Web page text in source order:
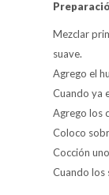
Mezclar
suave.
Agrego el
Cuando ya
Agrego los
Coloco
Cocción
Cuando los